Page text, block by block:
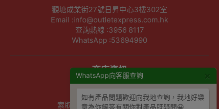
WhatsApp向客服查詢
如有產品問題歡迎向我地查詢，我地好樂
意為你解答有關你對產品既疑問😀
觀塘成業街27號日昇中心3樓302室
Email :info@outletexpress.com.hk
查詢熱線 :3956 8117
WhatsApp :53694990
商店資訊
聯絡我們
關於我們
索取報價 公司、學校或機構採購